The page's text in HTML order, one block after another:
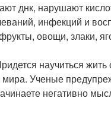
днк, нарушают
инфекций и
овощи, злаки,
научиться
мира. Ученые
негативно